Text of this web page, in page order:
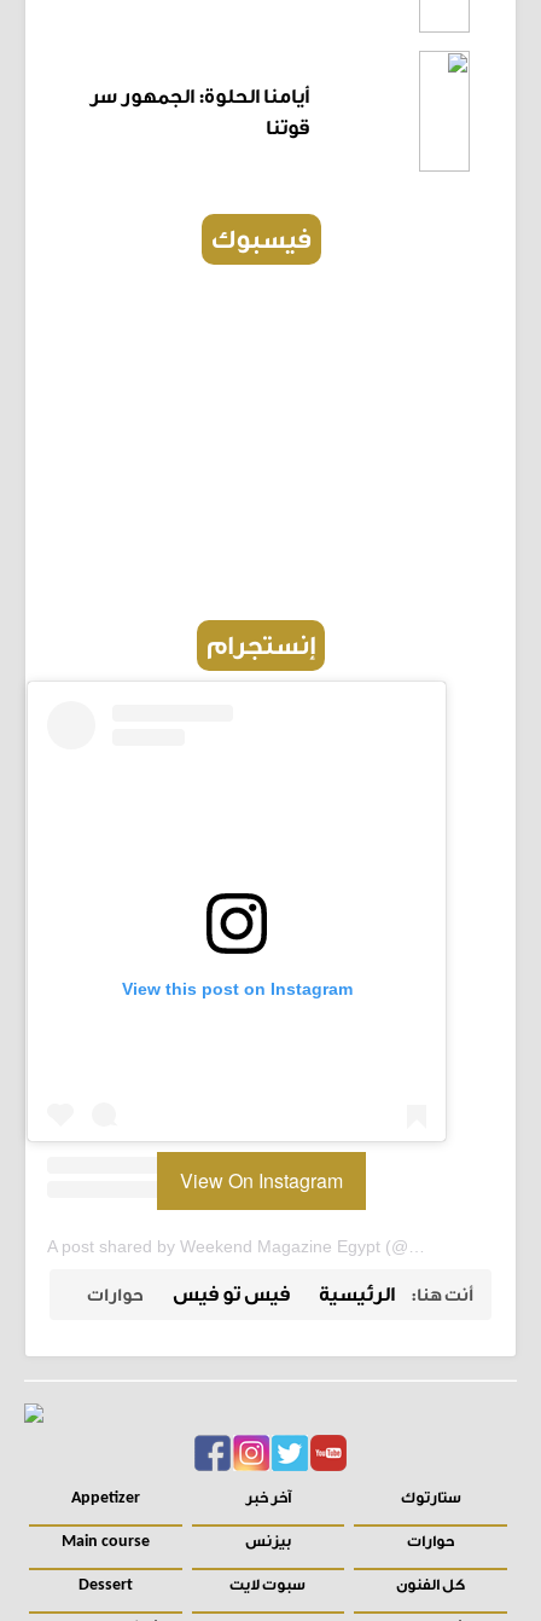
أيامنا الحلوة: الجمهور سر
قوتنا
فيسبوك
إنستجرام
View this post on Instagram
View On Instagram
أنت هنا: الرئيسية فيس تو فيس حوارات
ستارتوك
حوارات
كل الفنون
آخر خبر
بيزنس
سبوت لايت
Appetizer
Main course
Dessert